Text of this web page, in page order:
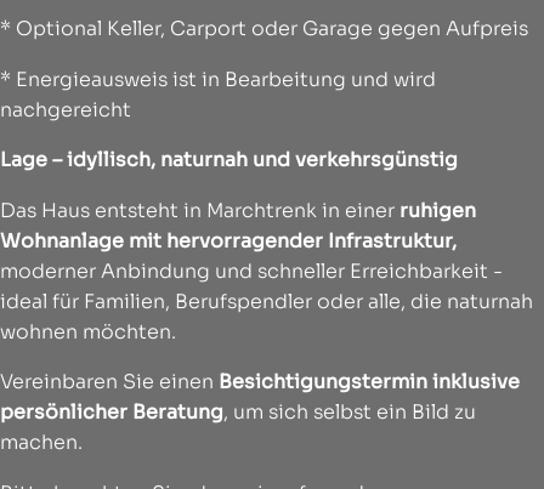
* Optional Keller, Carport oder Garage gegen Aufpreis
* Energieausweis ist in Bearbeitung und wird
nachgereicht
Lage – idyllisch, naturnah und verkehrsgünstig
Das Haus entsteht in Marchtrenk in einer ruhigen
Wohnanlage mit hervorragender Infrastruktur,
moderner Anbindung und schneller Erreichbarkeit -
ideal für Familien, Berufspendler oder alle, die naturnah
wohnen möchten.
Vereinbaren Sie einen Besichtigungstermin inklusive
persönlicher Beratung, um sich selbst ein Bild zu
machen.